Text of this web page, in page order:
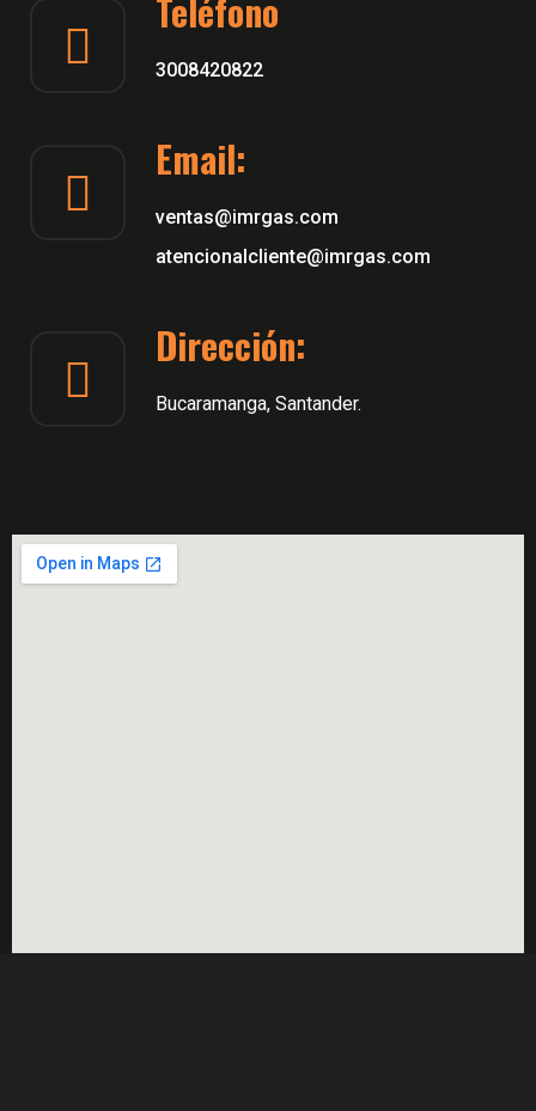
Teléfono
3008420822
Email:
ventas@imrgas.com
atencionalcliente@imrgas.com
Dirección:
Bucaramanga, Santander.